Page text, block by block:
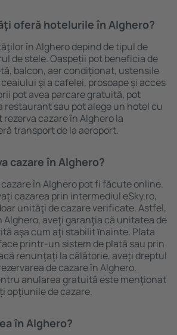
oferă hotelurile în Alghero?
în Alghero depind de tipul de
de stele. Oaspeții pot beneficia de
balcon, aer condiționat, ustensile
şi a cafelei, prosoape și acces
pot avea parcare gratuită, pot
restaurant sau pot alege un hotel cu
rezerva cazare în Alghero la
transport de la aeroport.
cazare în Alghero?
în Alghero pot fi făcute online.
cazarea prin intermediul eSky.ro,
unităţi de cazare verificate. Astfel,
Alghero, aveţi garanţia că unitatea de
aşa cum aţi stabilit ȋnainte. Plata
printr-un sistem de plată sau prin
renunţaţi la călătorie, aveți dreptul
de cazare în Alghero.
anularea gratuită este menţionat
opţiunile de cazare.
în Alghero?